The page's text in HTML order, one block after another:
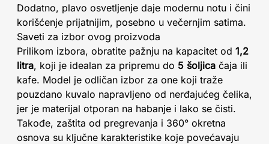
Dodatno, plavo osvetljenje daje modernu notu i čini
korišćenje prijatnijim, posebno u večernjim satima.
Saveti za izbor ovog proizvoda
Prilikom izbora, obratite pažnju na kapacitet od 1,2
litra, koji je idealan za pripremu do 5 šoljica čaja ili
kafe. Model je odličan izbor za one koji traže
pouzdano kuvalo napravljeno od nerđajućeg čelika,
jer je materijal otporan na habanje i lako se čisti.
Takođe, zaštita od pregrevanja i 360° okretna
osnova su ključne karakteristike koje povećavaju